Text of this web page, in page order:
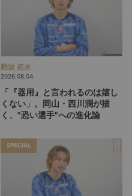
難波 拓未
2026.08.04
「『器用』と言われるのは嬉し
くない」。岡山・西川潤が描
く、"恐い選手"への進化論
SPECIAL